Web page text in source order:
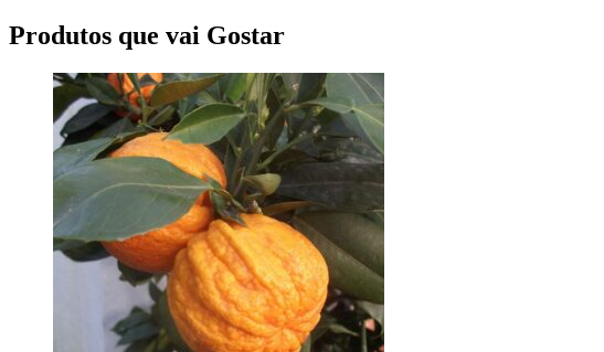
Produtos que vai Gostar